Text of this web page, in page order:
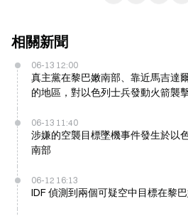
相關新聞
06-13 12:00
真主黨在黎巴嫩南部、靠近馬吉達
的地區，對以色列士兵發動火箭襲
06-13 11:40
涉嫌的空襲目標墜機事件發生於以
南部
06-12 16:13
IDF 偵測到兩個可疑空中目標在黎